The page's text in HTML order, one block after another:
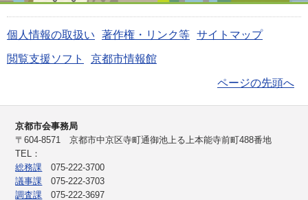
個人情報の取扱い 著作権・リンク等 サイトマップ
閲覧支援ソフト 京都市情報館
ページの先頭へ
京都市会事務局
〒604-8571 京都市中京区寺町通御池上る上本能寺前町488番地
TEL：
総務課 075-222-3700
議事課 075-222-3703
調査課 075-222-3697